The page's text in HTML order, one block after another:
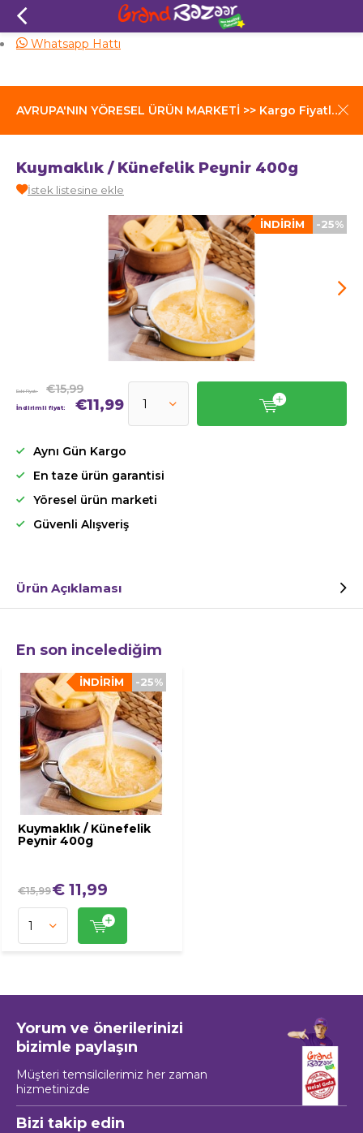
AVRUPA'NIN YÖRESEL ÜRÜN MARKETİ >> Kargo Fiyatları İçin Tıklayınız
Aynı Gün Kargo
Whatsapp Hattı
Kuymaklık / Künefelik Peynir 400g
İstek listesine ekle
-25%
İNDIRIM
Eski Fiyat: €15,99
İndirimli fiyat: €11,99
Aynı Gün Kargo
En taze ürün garantisi
Yöresel ürün marketi
Güvenli Alışveriş
Ürün Açıklaması
En son incelediğim
Kuymaklık / Künefelik
Peynir 400g
-25%
İNDIRIM
€15,99€ 11,99
Yorum ve önerilerinizi
bizimle paylaşın
Müşteri temsilcilerimiz her zaman
hizmetinizde
Bizi takip edin